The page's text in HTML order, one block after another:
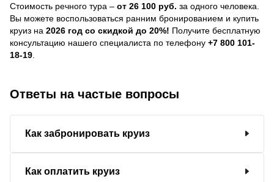
Стоимость речного тура – от 26 100 руб. за одного человека.
Вы можете воспользоваться ранним бронированием и купить
круиз на 2026 год со скидкой до 20%! Получите бесплатную
консультацию нашего специалиста по телефону +7 800 101-
18-19
Ответы на частые вопросы
Как забронировать круиз
Как оплатить круиз